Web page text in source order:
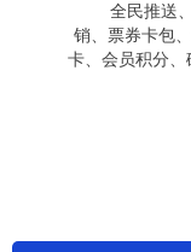
全民推送
销、票券卡包
卡、会员积分